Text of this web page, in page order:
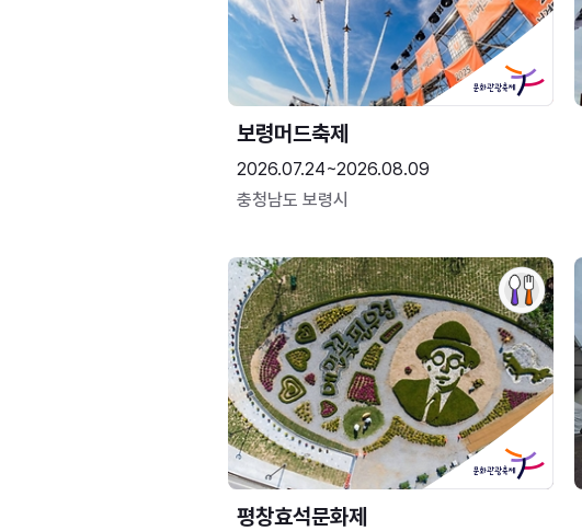
보령머드축제
2026.07.24~2026.08.09
충청남도 보령시
평창효석문화제